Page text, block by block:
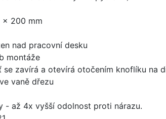
200 mm
nad pracovní desku
montáže
zavírá a otevírá otočením knoflíku na
vaně dřezu
- až 4x vyšší odolnost proti nárazu.